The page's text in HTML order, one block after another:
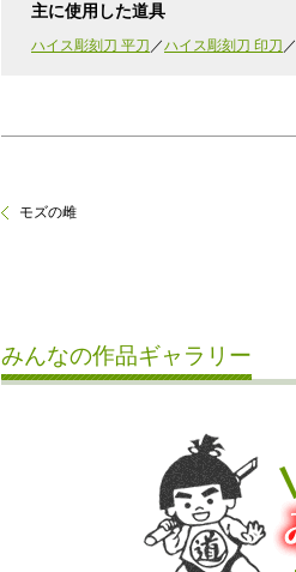
主に使用した道具
ハイス彫刻刀 平刀 ハイス彫刻刀 印刀
モズの雌
みんなの作品ギャラリー